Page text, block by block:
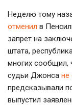
Неделю тому
отменил в
запрет на
штата,
многих сообщил,
судьи Джонса не
предсказывали
выпустил